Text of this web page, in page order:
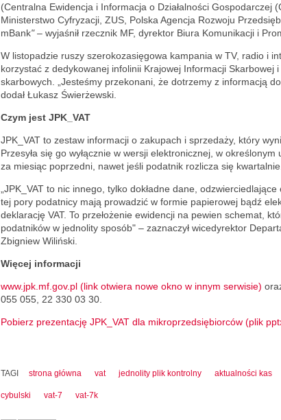
(Centralna Ewidencja i Informacja o Działalności Gospodarczej
Ministerstwo Cyfryzacji, ZUS, Polska Agencja Rozwoju
mBank"– wyjaśnił rzecznik MF, dyrektor Biura Komunikacji i
W listopadzie ruszy szerokozasięgowa kampania w TV, radio i
korzystać z dedykowanej infolinii Krajowej Informacji Skarbowej
skarbowych. „Jesteśmy przekonani, że dotrzemy z informacją
dodał Łukasz Świerżewski.
Czym jest JPK_VAT
JPK_VAT to zestaw informacji o zakupach i sprzedaży, który
Przesyła się go wyłącznie w wersji elektronicznej, w
za miesiąc poprzedni, nawet jeśli podatnik rozlicza się kwartalnie.
„JPK_VAT to nic innego, tylko dokładne dane,
tej pory podatnicy mają prowadzić w formie papierowej bądź
deklarację VAT. To przełożenie ewidencji na pewien schemat,
podatników w jednolity sposób" – zaznaczył wicedyrektor
Zbigniew Wiliński.
Więcej informacji
www.jpk.mf.gov.pl (link otwiera nowe okno w innym serwisie)
055 055, 22 330 03 30.
Pobierz prezentację JPK_VAT dla mikroprzedsiębiorców (plik
TAGI strona główna vat jednolity plik kontrolny aktualności kas
cybulski vat-7 vat-7k